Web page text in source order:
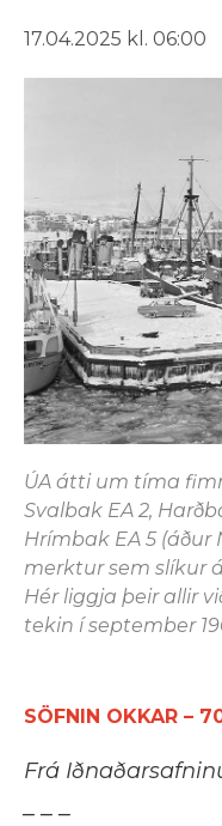
17.04.2025 kl. 06:00
ÚA átti um tíma
Svalbak EA 2,
Hrímbak EA 5 (áður
merktur sem slíkur
Hér liggja þeir allir
tekin í september
SÖFNIN OKKAR –
Frá